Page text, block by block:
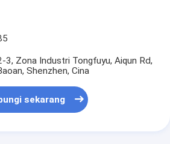
3, Zona Industri Tongfuyu, Aiqun Rd,
Shenzhen, Cina
sekarang